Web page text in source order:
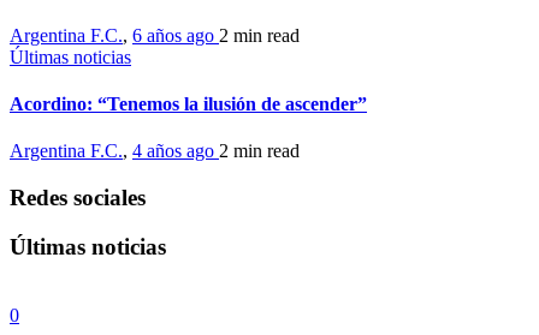
Argentina F.C., 6 años ago 2 min read
Últimas noticias
Acordino: “Tenemos la ilusión de ascender”
Argentina F.C., 4 años ago 2 min read
Redes sociales
Últimas noticias
0